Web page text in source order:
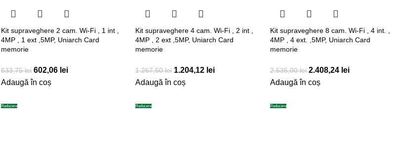
Kit supraveghere 2 cam. Wi-Fi , 1 int ,
4MP , 1 ext ,5MP, Uniarch Card
memorie
633,75lei 602,06 lei
Adaugă în coș
Kit supraveghere 4 cam. Wi-Fi , 2 int ,
4MP , 2 ext ,5MP, Uniarch Card
memorie
1.267,50lei 1.204,12 lei
Adaugă în coș
Kit supraveghere 8 cam. Wi-Fi , 4 int. ,
4MP , 4 ext. ,5MP, Uniarch Card
memorie
2.535,00lei 2.408,24 lei
Adaugă în coș
Reducere Reducere Reducere